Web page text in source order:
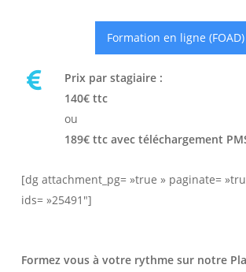
Formation en ligne (FOAD)
Prix par stagiaire :
140€ ttc
ou
189€ ttc avec téléchargement
[dg attachment_pg= »true » paginate=
ids= »25491″]
Formez vous à votre rythme sur notre